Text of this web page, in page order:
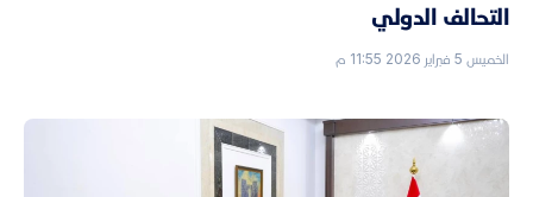
التحالف الدولي
الخميس 5 فبراير 2026 11:55 م